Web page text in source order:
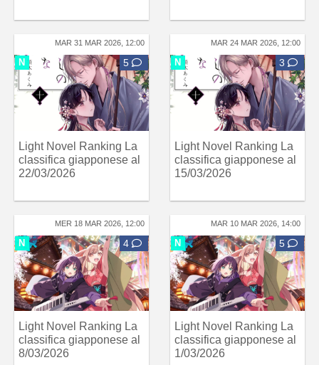
MAR 31 MAR 2026, 12:00
N 5
Light Novel Ranking La
classifica giapponese al
22/03/2026
MAR 24 MAR 2026, 12:00
N 3
Light Novel Ranking La
classifica giapponese al
15/03/2026
MER 18 MAR 2026, 12:00
N 4
Light Novel Ranking La
classifica giapponese al
8/03/2026
MAR 10 MAR 2026, 14:00
N 5
Light Novel Ranking La
classifica giapponese al
1/03/2026